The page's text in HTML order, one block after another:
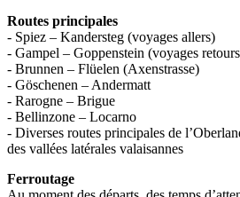
Routes principales
- Spiez – Kandersteg (voyages allers)
- Gampel – Goppenstein (voyages
- Brunnen – Flüelen (Axenstrasse)
- Göschenen – Andermatt
- Rarogne – Brigue
- Bellinzone – Locarno
- Diverses routes principales de
des vallées latérales valaisannes
Ferroutage